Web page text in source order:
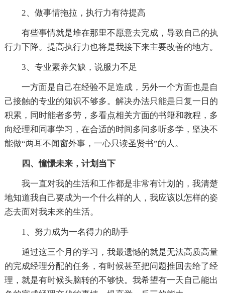
2、做事情拖拉，执行力有待提高
有些事情就是堆在那里不愿意去完成，导致自己的执
行力下降。提高执行力也将是我接下来主要改善的地方。
3、专业素养欠缺，说服力不足
一方面是自己在经验不足造成，另外一个方面也是自
己接触的专业的知识不够多。解决办法只能是日复一日的
积累，同时能者多劳，多看点相关方面的书籍和教程，多
向经理和同事学习，在合适的时间多问多听多学，坚决不
能做“两耳不闻窗外事，一心只读圣贤书”的人。
四、憧憬未来，计划当下
我一直对我的生活和工作都是非常有计划的，我清楚
地知道我自己要成为一个什么样的人，我应该以怎样的姿
态去面对我未来的生活。
1、努力成为一名得力的助手
通过这三个月的学习，我最遗憾的就是无法高质高量
的完成经理分配的任务，有时候甚至把问题推回去给了经
理，就是有时候头脑转的不够快。我希望有一天自己能出